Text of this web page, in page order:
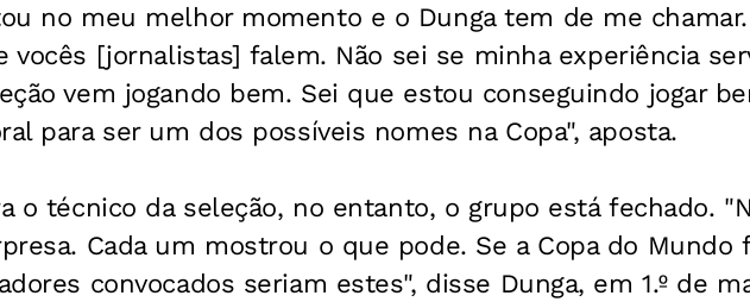
no meu melhor momento e o Dunga tem de me
vocês [jornalistas] falem. Não sei se minha experiência
vem jogando bem. Sei que estou conseguindo jogar
para ser um dos possíveis nomes na Copa", aposta.
o técnico da seleção, no entanto, o grupo está fechado.
Cada um mostrou o que pode. Se a Copa do Mundo
convocados seriam estes", disse Dunga, em 1.º de